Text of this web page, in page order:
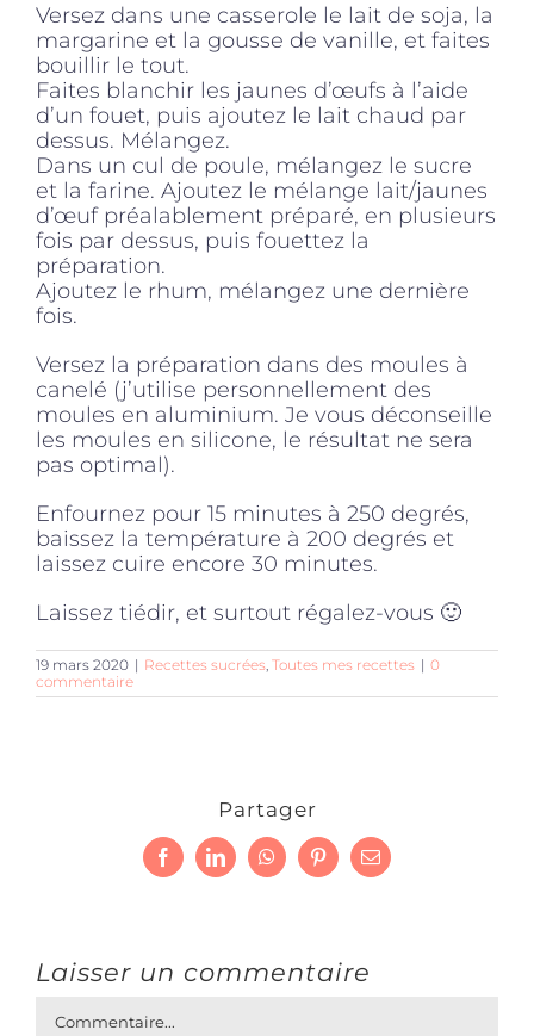
Versez dans une casserole le lait de soja, la
margarine et la gousse de vanille, et faites
bouillir le tout.
Faites blanchir les jaunes d’œufs à l’aide
d’un fouet, puis ajoutez le lait chaud par
dessus. Mélangez.
Dans un cul de poule, mélangez le sucre
et la farine. Ajoutez le mélange lait/jaunes
d’œuf préalablement préparé, en plusieurs
fois par dessus, puis fouettez la
préparation.
Ajoutez le rhum, mélangez une dernière
fois.
Versez la préparation dans des moules à
canelé (j’utilise personnellement des
moules en aluminium. Je vous déconseille
les moules en silicone, le résultat ne sera
pas optimal).
Enfournez pour 15 minutes à 250 degrés,
baissez la température à 200 degrés et
laissez cuire encore 30 minutes.
Laissez tiédir, et surtout régalez-vous 🙂
19 mars 2020 | Recettes sucrées Toutes mes recettes | 0
commentaire
Partager
FacebookLinkedInWhatsAppPinterestEmail
Laisser un commentaire